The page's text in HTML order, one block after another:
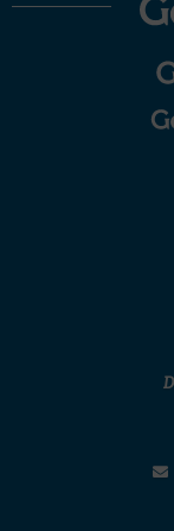
U.S. Women's
English Boys'
Eeli Krankka, Lionel
Kivitippu Classic
SM-reikäpeli
7 (U18 ja U21/